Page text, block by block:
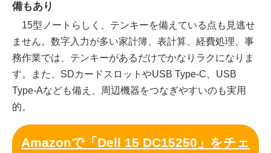
備もあり
15型ノートらしく、テンキーを備えている点も見逃せ
ません。数字入力が多い家計簿、表計算、経費処理、事
務作業では、テンキーがあるだけでかなりラクになりま
す。また、SDカードスロットやUSB Type-C、USB
Type-Aなども備え、周辺機器をつなぎやすいのも実用
的。
Amazonで「Dell 15 DC15250」をチェ